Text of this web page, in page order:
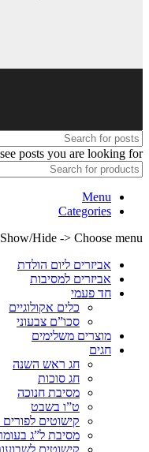
posts you are looking for.
Menu
Categories
Hide -> Choose menu
אביזרים ליום הולדת
אביזרים למסיבות
חד פעמי
כלים אקולוגיים
סכו”ם צבעוני
מוצרים משלימים
חגים
חג ראש השנה
חג סוכות
מסיבת חנוכה
ט”ו בשבט
קישוטים
מסיבת ל”ג
קישוטים